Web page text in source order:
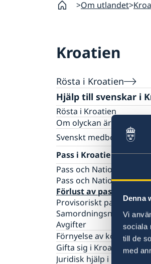
Denna
Vi
sociala
till de
med
Om utlandet
Kroatien
Rösta i Kroatien
Hjälp till svenskar i
Rösta i Kroatien
Om olyckan är framme
Svenskt medborgarskap
Behåll svenskt
Registrera nyfödd
Pass i Kroatien
Pass och Nationellt ID-
Pass och Nationellt ID-
Förlust av pass eller
Provisoriskt pass
Samordningsnummer
Avgifter
Förnyelse av körkort
Gifta sig i Kroatien
Juridisk hjälp i Kroatien